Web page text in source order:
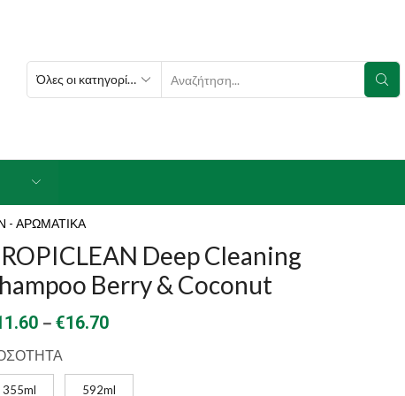
SEARCH
- ΑΡΩΜΑΤΙΚΑ
Deep Cleaning
Berry & Coconut
– €16.70Price
€11.60
355ml 592ml